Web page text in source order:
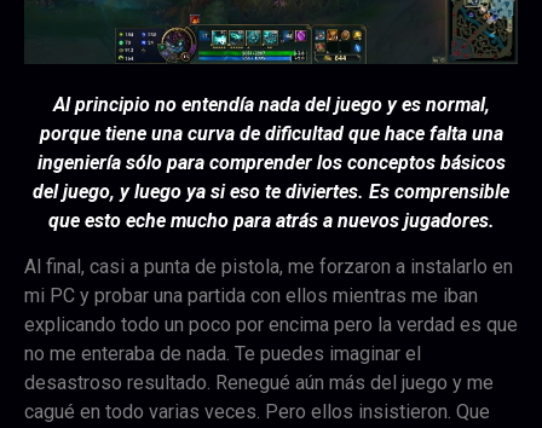
Al principio no entendía nada del juego y es normal,
porque tiene una curva de dificultad que hace falta una
ingeniería sólo para comprender los conceptos básicos
del juego, y luego ya si eso te diviertes. Es comprensible
que esto eche mucho para atrás a nuevos jugadores.
Al final, casi a punta de pistola, me forzaron a instalarlo en
mi PC y probar una partida con ellos mientras me iban
explicando todo un poco por encima pero la verdad es que
no me enteraba de nada. Te puedes imaginar el
desastroso resultado. Renegué aún más del juego y me
cagué en todo varias veces. Pero ellos insistieron. Que